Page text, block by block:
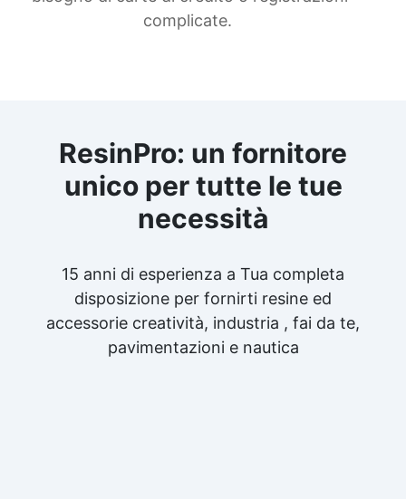
complicate.
ResinPro: un fornitore
unico per tutte le tue
necessità
15 anni di esperienza a Tua completa
disposizione per fornirti resine ed
accessorie creatività, industria , fai da te,
pavimentazioni e nautica